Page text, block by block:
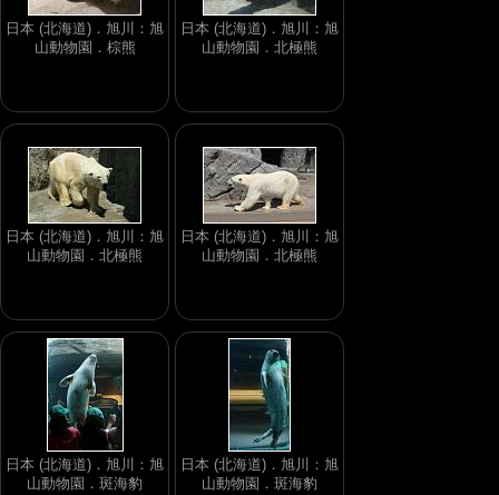
日本 (北海道)．旭川：旭
山動物園．棕熊
日本 (北海道)．旭川：旭
山動物園．北極熊
日本 (北海道)．旭川：旭
山動物園．北極熊
日本 (北海道)．旭川：旭
山動物園．北極熊
日本 (北海道)．旭川：旭
山動物園．斑海豹
日本 (北海道)．旭川：旭
山動物園．斑海豹